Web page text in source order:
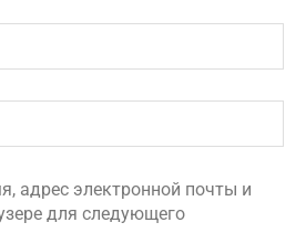
адрес электронной почты и
для следующего